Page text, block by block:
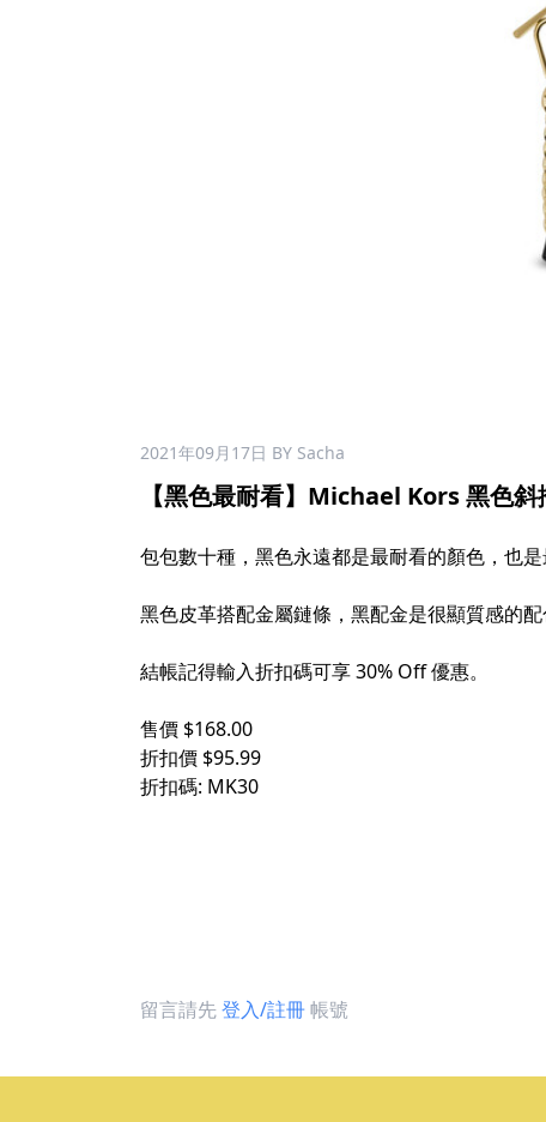
2021年09月17日 BY Sacha
【黑色最耐看】Michael Kors 黑色
包包數十種，黑色永遠都是最耐看的顏色，也
黑色皮革搭配金屬鏈條，黑配金是很顯質感的
結帳記得輸入折扣碼可享 30% Off 優惠。
售價 $168.00
折扣價 $95.99
折扣碼: MK30
留言請先登入/註冊帳號